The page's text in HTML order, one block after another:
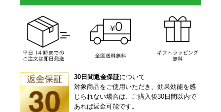
30日間返金保証について
対象商品をご使用いただき、効果効能を感
じられない場合は、ご購入後30日間以内で
あれば返金可能です。